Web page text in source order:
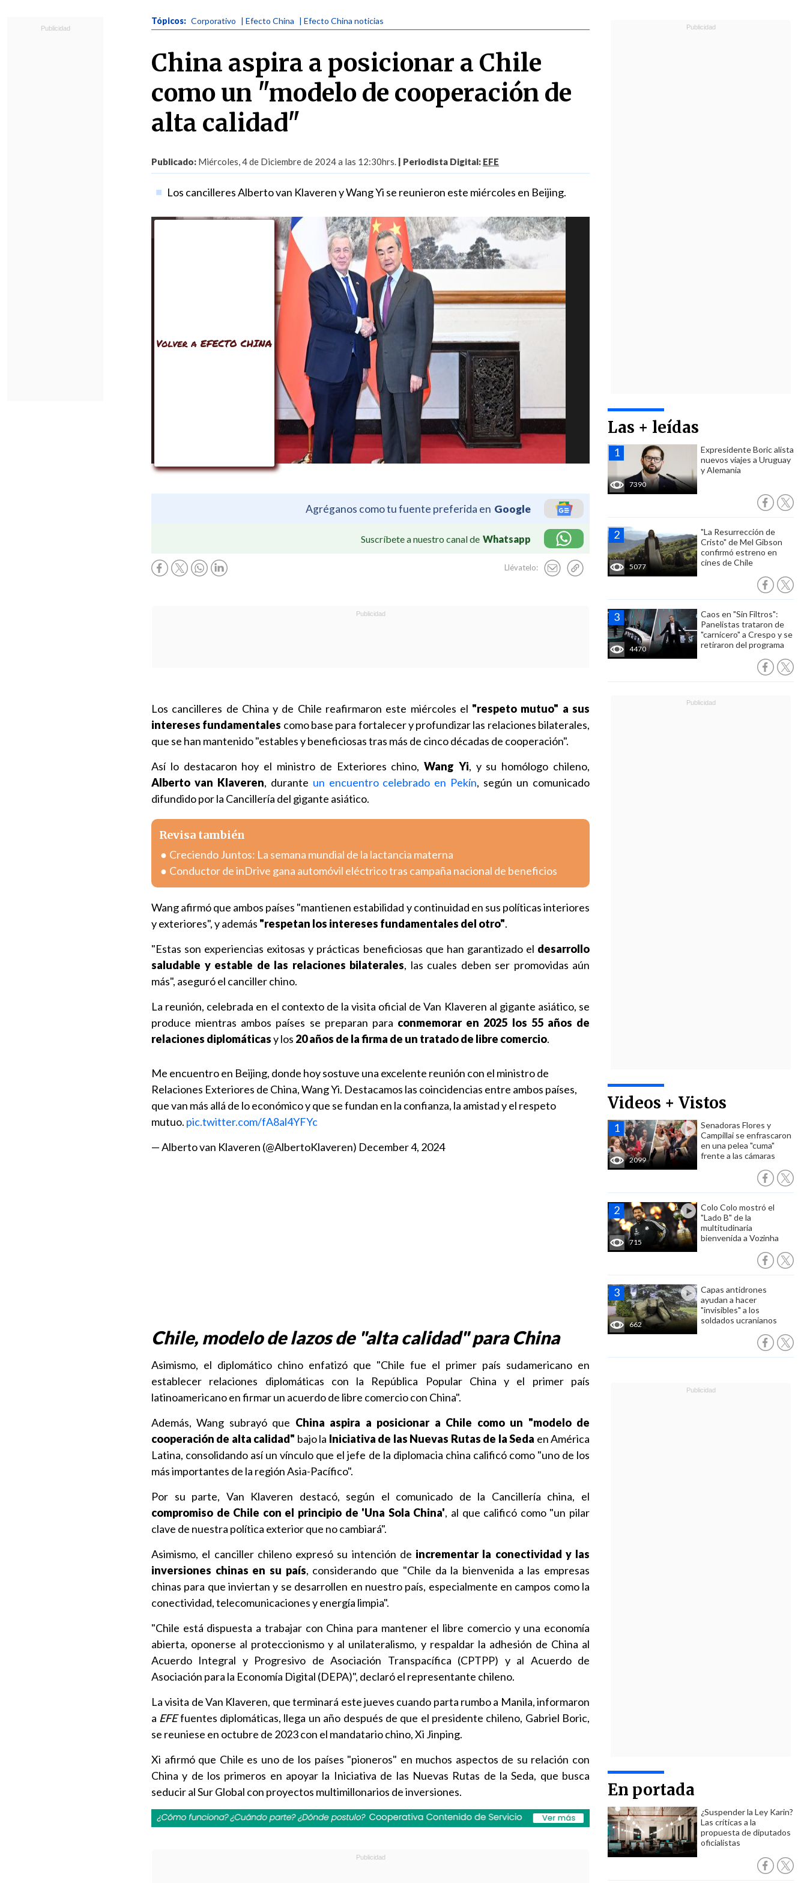
Tópicos: Corporativo | Efecto China | Efecto China noticias
China aspira a posicionar a Chile
como un "modelo de cooperación de
alta calidad"
Publicado: Miércoles, 4 de Diciembre de 2024 a las 12:30hrs. | Periodista Digital: EFE
Los cancilleres Alberto van Klaveren y Wang Yi se reunieron este miércoles en Beijing.
Agréganos como tu fuente preferida en Google
Suscríbete a nuestro canal de Whatsapp
Llévatelo:
Las + leídas
7390
Expresidente Boric alista
nuevos viajes a Uruguay
y Alemania
5077
"La Resurrección de
Cristo" de Mel Gibson
confirmó estreno en
cines de Chile
4470
Caos en "Sin Filtros":
Panelistas trataron de
"carnicero" a Crespo y se
retiraron del programa
Videos + Vistos
2099
Senadoras Flores y
Campillai se enfrascaron
en una pelea "cuma"
frente a las cámaras
715
Colo Colo mostró el
"Lado B" de la
multitudinaria
bienvenida a Vozinha
662
Capas antidrones
ayudan a hacer
"invisibles" a los
soldados ucranianos
En portada
¿Suspender la Ley Karin?
Las críticas a la
propuesta de diputados
oficialistas
Los cancilleres de China y de Chile reafirmaron este miércoles el "respeto mutuo" a sus
intereses fundamentales como base para fortalecer y profundizar las relaciones bilaterales,
que se han mantenido "estables y beneficiosas tras más de cinco décadas de cooperación".
Así lo destacaron hoy el ministro de Exteriores chino,Wang Yi, y su homólogo chileno,
Alberto van Klaveren, durante un encuentro celebrado en Pekín, según un comunicado
difundido por la Cancillería del gigante asiático.
Revisa también
Creciendo Juntos: La semana mundial de la lactancia materna
Conductor de inDrive gana automóvil eléctrico tras campaña nacional de beneficios
Wang afirmó que ambos países "mantienen estabilidad y continuidad en sus políticas interiores
y exteriores", y además "respetan los intereses fundamentales del otro".
"Estas son experiencias exitosas y prácticas beneficiosas que han garantizado el desarrollo
saludable y estable de las relaciones bilaterales, las cuales deben ser promovidas aún
más", aseguró el canciller chino.
La reunión, celebrada en el contexto de la visita oficial de Van Klaveren al gigante asiático, se
produce mientras ambos países se preparan para conmemorar en 2025 los 55 años de
relaciones diplomáticasy los 20 años de la firma de un tratado de libre comercio.
Me encuentro en Beijing, donde hoy sostuve una excelente reunión con el ministro de
Relaciones Exteriores de China, Wang Yi. Destacamos las coincidencias entre ambos países,
que van más allá de lo económico y que se fundan en la confianza, la amistad y el respeto
mutuo. pic.twitter.com/fA8al4YFYc
— Alberto van Klaveren (@AlbertoKlaveren) December 4, 2024
Chile, modelo de lazos de "alta calidad" para China
Asimismo, el diplomático chino enfatizó que "Chile fue el primer país sudamericano en
establecer relaciones diplomáticas con la República Popular China y el primer país
latinoamericano en firmar un acuerdo de libre comercio con China".
Además, Wang subrayó que China aspira a posicionar a Chile como un "modelo de
cooperación de alta calidad" bajo la Iniciativa de las Nuevas Rutas de la Seda en América
Latina, consolidando así un vínculo que el jefe de la diplomacia china calificó como "uno de los
más importantes de la región Asia-Pacífico".
Por su parte, Van Klaveren destacó, según el comunicado de la Cancillería china, el
compromiso de Chile con el principio de 'Una Sola China', al que calificó como "un pilar
clave de nuestra política exterior que no cambiará".
Asimismo, el canciller chileno expresó su intención de incrementar la conectividad y las
inversiones chinas en su país, considerando que "Chile da la bienvenida a las empresas
chinas para que inviertan y se desarrollen en nuestro país, especialmente en campos como la
conectividad, telecomunicaciones y energía limpia".
"Chile está dispuesta a trabajar con China para mantener el libre comercio y una economía
abierta, oponerse al proteccionismo y al unilateralismo, y respaldar la adhesión de China al
Acuerdo Integral y Progresivo de Asociación Transpacífica (CPTPP) y al Acuerdo de
Asociación para la Economía Digital (DEPA)", declaró el representante chileno.
La visita de Van Klaveren, que terminará este jueves cuando parta rumbo a Manila, informaron
a EFEfuentes diplomáticas, llega un año después de que el presidente chileno, Gabriel Boric,
se reuniese en octubre de 2023 con el mandatario chino, Xi Jinping.
Xi afirmó que Chile es uno de los países "pioneros" en muchos aspectos de su relación con
China y de los primeros en apoyar la Iniciativa de las Nuevas Rutas de la Seda, que busca
seducir al Sur Global con proyectos multimillonarios de inversiones.